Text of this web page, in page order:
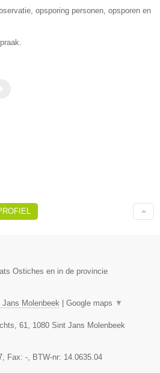
opsporing personen, opsporen en
Ostiches en in de provincie
Jans Molenbeek Google maps ▼
61 1080 Sint Jans Molenbeek
, Fax: - , BTW-nr: 14.0635.04